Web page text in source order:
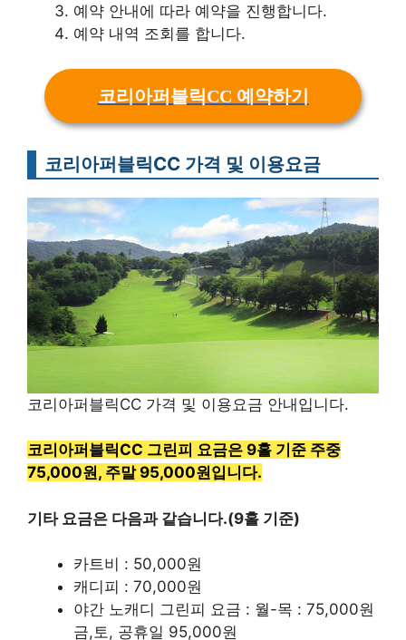
예약 안내에 따라 예약을 진행합니다.
예약 내역 조회를 합니다.
코리아퍼블릭CC 예약하기
코리아퍼블릭CC 가격 및 이용요금
코리아퍼블릭CC 가격 및 이용요금 안내입니다.
코리아퍼블릭CC 그린피 요금은 9홀 기준 주중
75,000원, 주말 95,000원입니다.
기타 요금은 다음과 같습니다.(9홀 기준)
카트비 : 50,000원
캐디피 : 70,000원
야간 노캐디 그린피 요금 : 월-목 : 75,000원
금,토, 공휴일 95,000원